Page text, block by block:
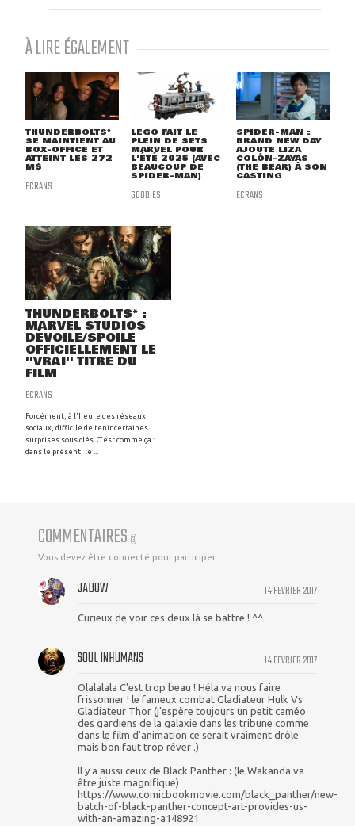
À LIRE ÉGALEMENT
THUNDERBOLTS*
SE MAINTIENT AU
BOX-OFFICE ET
ATTEINT LES 272
M$
ECRANS
LEGO FAIT LE
PLEIN DE SETS
MARVEL POUR
L'ÉTÉ 2025 (AVEC
BEAUCOUP DE
SPIDER-MAN)
GOODIES
SPIDER-MAN :
BRAND NEW DAY
AJOUTE LIZA
COLÓN-ZAYAS
(THE BEAR) À SON
CASTING
ECRANS
THUNDERBOLTS* :
MARVEL STUDIOS
DÉVOILE/SPOILE
OFFICIELLEMENT LE
''VRAI'' TITRE DU
FILM
ECRANS
Forcément, à l'heure des réseaux
sociaux, difficile de tenir certaines
surprises sous clés. C'est comme ça :
dans le présent, le ...
COMMENTAIRES (3)
Vous devez être connecté pour participer
14 FEVRIER 2017
JADOW
Curieux de voir ces deux là se battre ! ^^
14 FEVRIER 2017
SOUL INHUMANS
Olalalala C'est trop beau ! Héla va nous faire
frissonner ! le fameux combat Gladiateur Hulk Vs
Gladiateur Thor (j'espère toujours un petit caméo
des gardiens de la galaxie dans les tribune comme
dans le film d'animation ce serait vraiment drôle
mais bon faut trop rêver .)
Il y a aussi ceux de Black Panther : (le Wakanda va
être juste magnifique)
https://www.comicbookmovie.com/black_panther/new-
batch-of-black-panther-concept-art-provides-us-
with-an-amazing-a148921